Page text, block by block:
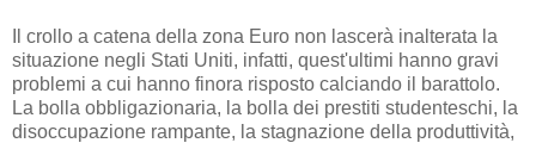
Il crollo a catena della zona Euro non lascerà inalterata la
situazione negli Stati Uniti, infatti, quest'ultimi hanno gravi
problemi a cui hanno finora risposto calciando il barattolo.
La bolla obbligazionaria, la bolla dei prestiti studenteschi, la
disoccupazione rampante, la stagnazione della produttività,